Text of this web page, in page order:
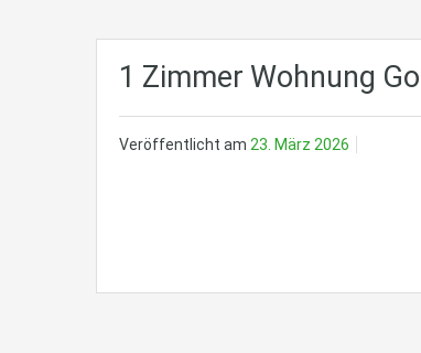
1 Zimmer Wohnung
Veröffentlicht am 23. März 2026